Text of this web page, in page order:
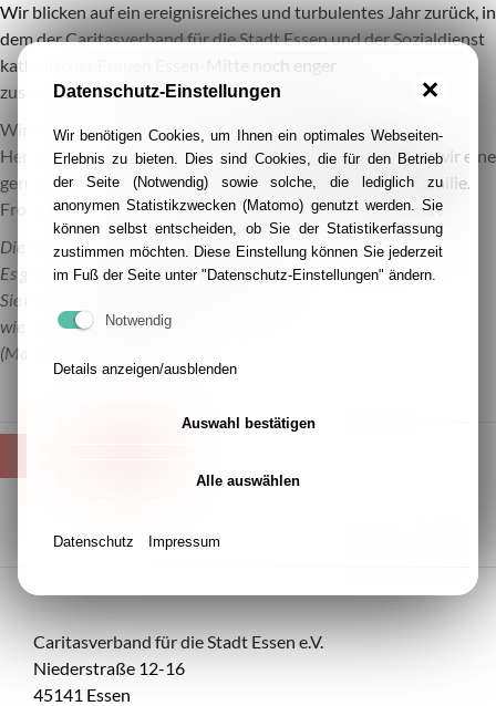
Wir blicken auf ein ereignisreiches und turbulentes Jahr zurück, in
dem der Caritasverband für die Stadt Essen und der Sozialdienst
katholischer Frauen Essen-Mitte noch enger
zusammengewachsen sind.
Wir freuen uns auf viele spannende Projekte und neue
Herausforderungen in 2019. Zum heiligen Fest wünschen wir eine
geruhsame friedliche Zeit im Kreise Ihrer Freunde und Familie.
Frohe Weihnachten und einen guten Rutsch ins neue Jahr!
Die Botschaft von Weihnachten:
Es gibt keine größere Kraft als die Liebe.
Sie überwindet den Hass
wie das Licht die Finsternis.
(Martin Luther King)
Caritasverband für die Stadt Essen e.V.
Niederstraße 12-16
45141 Essen
Datenschutz-Einstellungen
Wir benötigen Cookies, um Ihnen ein optimales Webseiten-
Erlebnis zu bieten. Dies sind Cookies, die für den Betrieb
der Seite (Notwendig) sowie solche, die lediglich zu
anonymen Statistikzwecken (Matomo) genutzt werden. Sie
können selbst entscheiden, ob Sie der Statistikerfassung
zustimmen möchten. Diese Einstellung können Sie jederzeit
im Fuß der Seite unter "Datenschutz-Einstellungen" ändern.
Notwendig
Details anzeigen/ausblenden
Auswahl bestätigen
Alle auswählen
Datenschutz Impressum